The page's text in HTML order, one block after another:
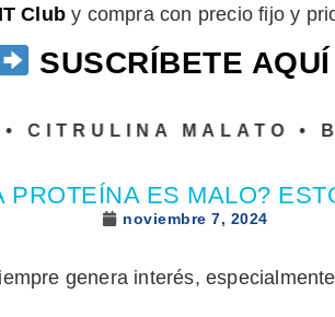
Club y compra con precio fijo y
SUSCRÍBETE AQUÍ
MALATO • BETA
PROTEÍNA ES MALO?
noviembre 7, 2024
genera interés,